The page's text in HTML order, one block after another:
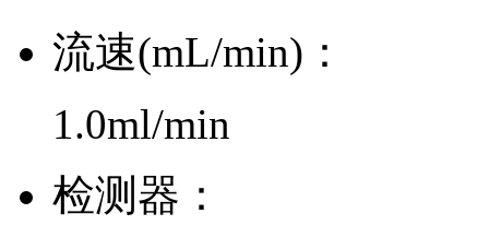
流速(mL/min)：
1.0ml/min
检测器：